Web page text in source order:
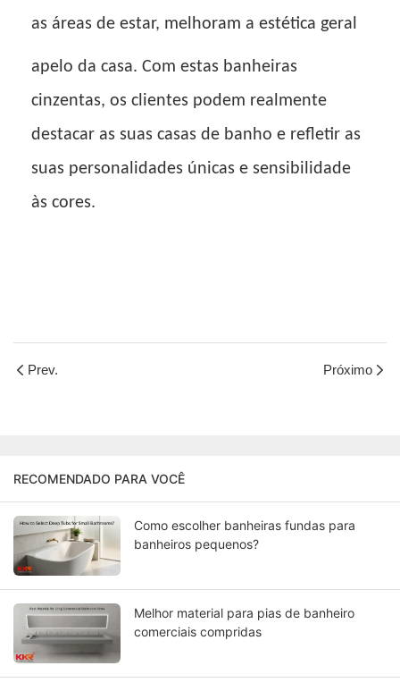
as áreas de estar, melhoram a estética geral
apelo da casa. Com estas banheiras
cinzentas, os clientes podem realmente
destacar as suas casas de banho e refletir as
suas personalidades únicas e sensibilidade
às cores.
Prev. Próximo
RECOMENDADO PARA VOCÊ
Como escolher banheiras fundas para
banheiros pequenos?
Melhor material para pias de banheiro
comerciais compridas